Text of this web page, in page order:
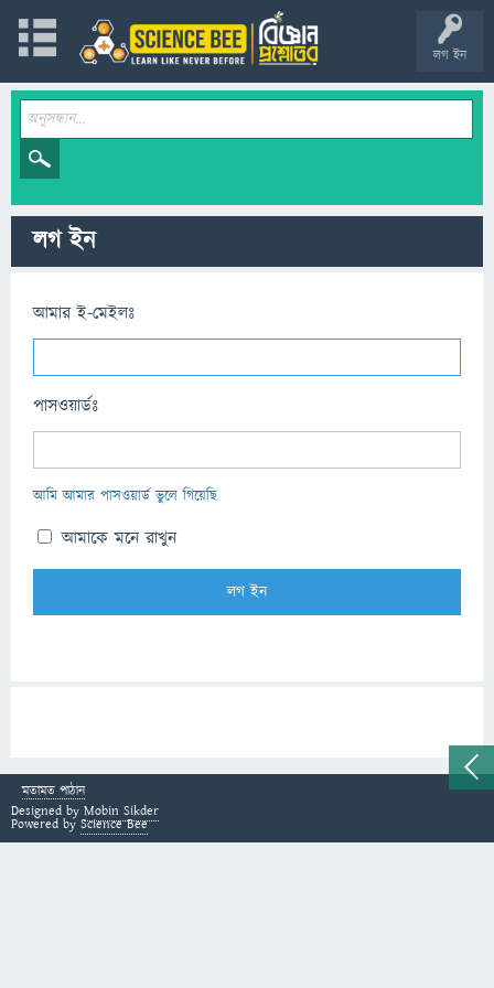
লগ ইন
লগ ইন
আমার ই-মেইলঃ
পাসওয়ার্ডঃ
আমি আমার পাসওয়ার্ড ভুলে গিয়েছি
আমাকে মনে রাখুন
মতামত পাঠান
Designed by Mobin Sikder
Powered by Science Bee